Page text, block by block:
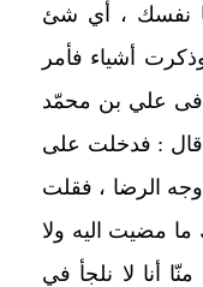
نفسك ، أي شئ
أشياء فأمر
علي بن محمّد
قال : فدخلت على
وجه الرضا ، فقلت
ما مضيت اليه ولا
أنا لا نلجأ في